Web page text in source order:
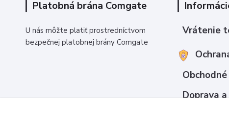
Platobná brána Comgate
U nás môžte platiť prostredníctvom
bezpečnej platobnej brány Comgate
Vrátenie
Doprava
Ako